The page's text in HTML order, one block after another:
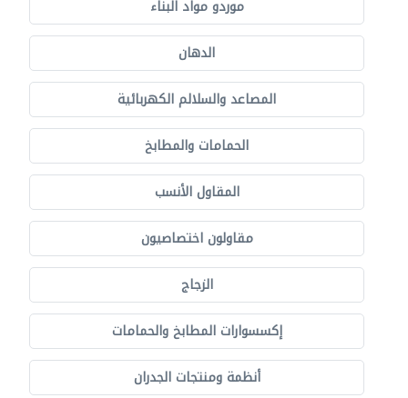
موردو مواد البناء
الدهان
المصاعد والسلالم الكهربائية
الحمامات والمطابخ
المقاول الأنسب
مقاولون اختصاصيون
الزجاج
إكسسوارات المطابخ والحمامات
أنظمة ومنتجات الجدران